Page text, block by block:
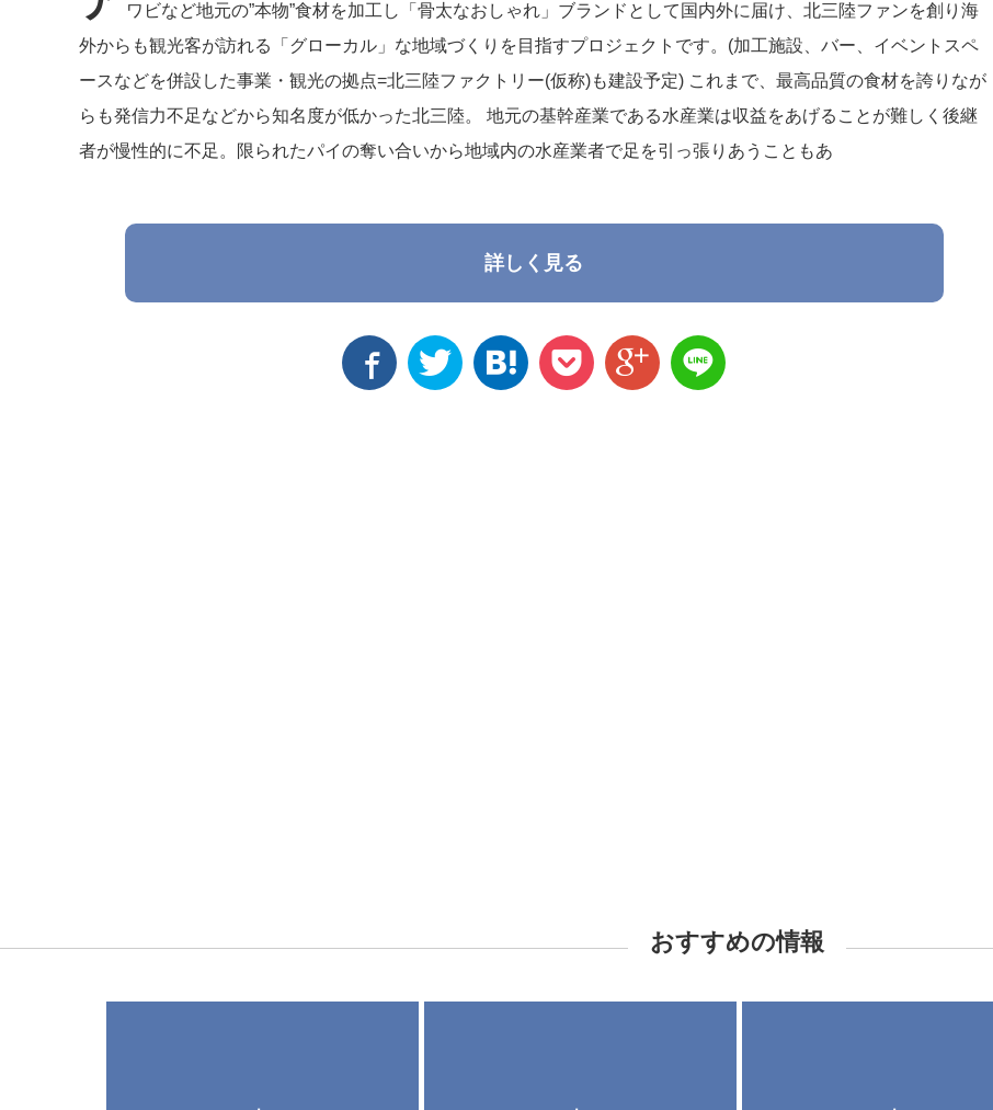
ワビなど地元の”本物”食材を加工し「骨太なおしゃれ」ブランドとして国内外に届け、北三陸ファンを創り海
外からも観光客が訪れる「グローカル」な地域づくりを目指すプロジェクトです。(加工施設、バー、イベントスペ
ースなどを併設した事業・観光の拠点=北三陸ファクトリー(仮称)も建設予定) これまで、最高品質の食材を誇りなが
らも発信力不足などから知名度が低かった北三陸。 地元の基幹産業である水産業は収益をあげることが難しく後継
者が慢性的に不足。限られたパイの奪い合いから地域内の水産業者で足を引っ張りあうこともあ
詳しく見る
おすすめの情報